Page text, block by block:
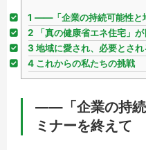
1 ――「企業の持続可能性と
2 「真の健康省エネ住宅」
3地域に愛され、必要とさ
4 これからの私たちの挑戦
――「企業の持続
ミナーを終えて